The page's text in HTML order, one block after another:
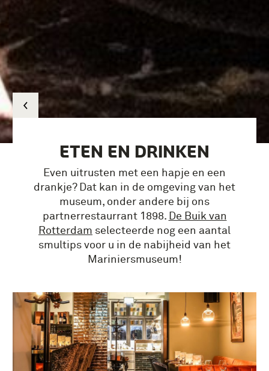
ETEN EN DRINKEN
Even uitrusten met een hapje en een
drankje? Dat kan in de omgeving van het
museum, onder andere bij ons
partnerrestaurrant 1898. De Buik van
Rotterdam selecteerde nog een aantal
smultips voor u in de nabijheid van het
Mariniersmuseum!